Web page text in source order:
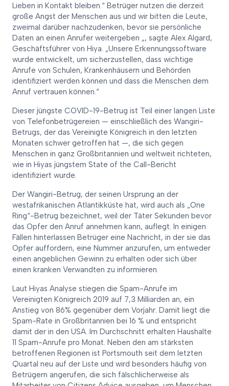
Lieben in Kontakt bleiben.“ Betrüger nutzen die derzeit
große Angst der Menschen aus und wir bitten die Leute,
zweimal darüber nachzudenken, bevor sie persönliche
Daten an einen Anrufer weitergeben „, sagte Alex Algard,
Geschäftsführer von Hiya. „Unsere Erkennungssoftware
wurde entwickelt, um sicherzustellen, dass wichtige
Anrufe von Schulen, Krankenhäusern und Behörden
identifiziert werden können und dass die Menschen dem
Anruf vertrauen können.“
Dieser jüngste COVID-19-Betrug ist Teil einer langen Liste
von Telefonbetrügereien — einschließlich des Wangiri-
Betrugs, der das Vereinigte Königreich in den letzten
Monaten schwer getroffen hat —, die sich gegen
Menschen in ganz Großbritannien und weltweit richteten,
wie in Hiyas jüngstem State of the Call-Bericht
identifiziert wurde.
Der Wangiri-Betrug, der seinen Ursprung an der
westafrikanischen Atlantikküste hat, wird auch als „One
Ring“-Betrug bezeichnet, weil der Täter Sekunden bevor
das Opfer den Anruf annehmen kann, auflegt. In einigen
Fällen hinterlassen Betrüger eine Nachricht, in der sie das
Opfer auffordern, eine Nummer anzurufen, um entweder
einen angeblichen Gewinn zu erhalten oder sich über
einen kranken Verwandten zu informieren.
Laut Hiyas Analyse stiegen die Spam-Anrufe im
Vereinigten Königreich 2019 auf 7,3 Milliarden an, ein
Anstieg von 86% gegenüber dem Vorjahr. Damit liegt die
Spam-Rate in Großbritannien bei 16 % und entspricht
damit der in den USA. Im Durchschnitt erhalten Haushalte
11 Spam-Anrufe pro Monat. Neben den am stärksten
betroffenen Regionen ist Portsmouth seit dem letzten
Quartal neu auf der Liste und wird besonders häufig von
Betrügern angerufen, die sich fälschlicherweise als